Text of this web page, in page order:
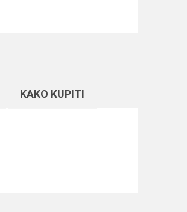
KAKO KUPITI